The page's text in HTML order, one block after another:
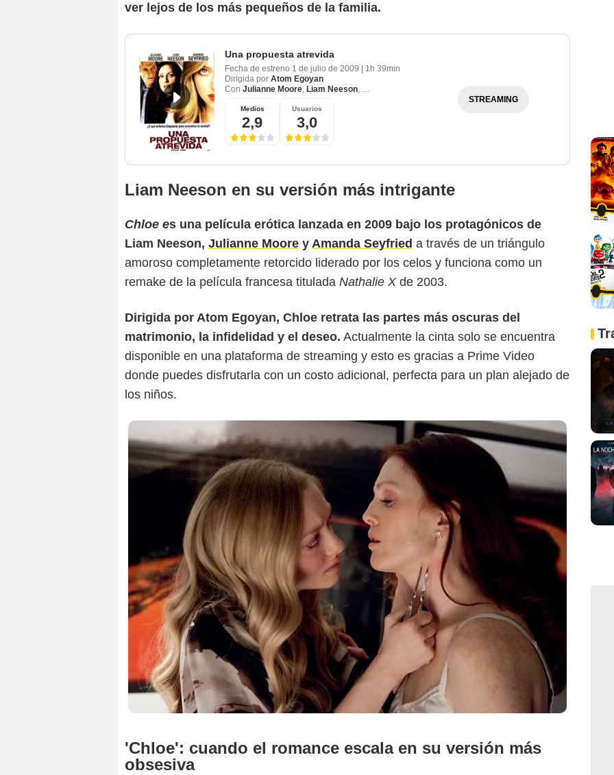
ver lejos de los más pequeños de la familia.
Una propuesta atrevida
Fecha de estreno 1 de julio de 2009
1h 39min
Dirigida por Atom Egoyan
Con Julianne Moore, Liam Neeson, Amanda Seyfried
Medios
2,9
Usuarios
3,0
STREAMING
Liam Neeson en su versión más intrigante
Chloe es una película erótica lanzada en 2009 bajo los protagónicos de
Liam Neeson, Julianne Moore y Amanda Seyfried a través de un triángulo
amoroso completamente retorcido liderado por los celos y funciona como un
remake de la película francesa titulada Nathalie X de 2003.
Dirigida por Atom Egoyan, Chloe retrata las partes más oscuras del
matrimonio, la infidelidad y el deseo. Actualmente la cinta solo se encuentra
disponible en una plataforma de streaming y esto es gracias a Prime Video
donde puedes disfrutarla con un costo adicional, perfecta para un plan alejado de
los niños.
Sony Pictures Classics
'Chloe': cuando el romance escala en su versión más
obsesiva
Sony Pictures Classics